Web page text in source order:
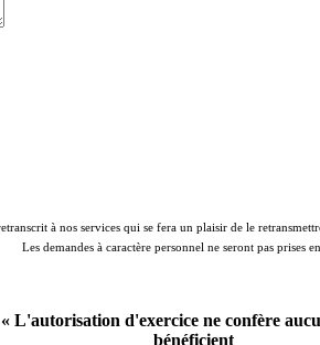
à nos services qui se fera un plaisir de le
Les demandes à caractère personnel ne seront pas prises
d'exercice ne confère
bénéficient